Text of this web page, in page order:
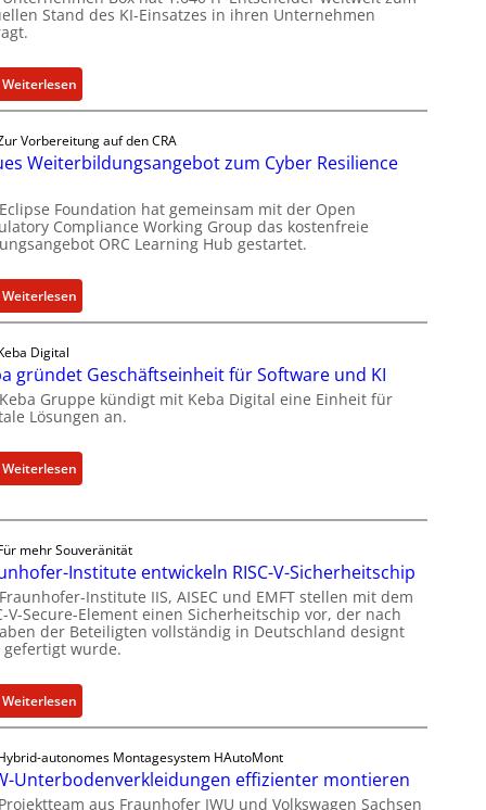
Stand des KI-Einsatzes in ihren Unternehmen
Weiterlesen:
B
x
l
e
f
t
t
u
e
l
l
Z
e
n
z
m
K
-
E
Vorbereitung auf den CRA
Weiterbildungsangebot zum Cyber Resilience
Foundation hat gemeinsam mit der Open
Compliance Working Group das kostenfreie
ORC Learning Hub gestartet.
Weiterlesen:
N
e
s
e
i
e
r
b
i
l
d
u
n
g
s
a
n
g
Digital
gründet Geschäftseinheit für Software und KI
Gruppe kündigt mit Keba Digital eine Einheit für
Lösungen an.
Weiterlesen:
K
a
g
r
ü
n
e
t
e
s
mehr Souveränität
Institute entwickeln RISC-V-Sicherheitschip
Institute IIS, AISEC und EMFT stellen mit dem
V-Secure-Element einen Sicherheitschip vor, der nach
der Beteiligten vollständig in Deutschland designt
wurde.
Weiterlesen:
F
a
u
autonomes Montagesystem HAutoMont
Unterbodenverkleidungen effizienter montieren
aus Fraunhofer IWU und Volkswagen Sachsen